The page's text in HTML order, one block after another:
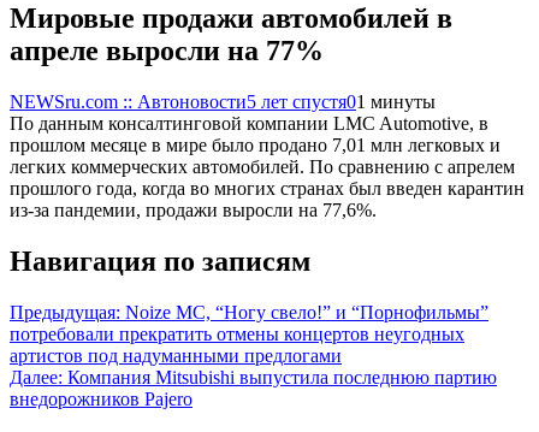
Мировые продажи автомобилей в
апреле выросли на 77%
NEWSru.com :: Автоновости5 лет спустя01 минуты
По данным консалтинговой компании LMC Automotive, в
прошлом месяце в мире было продано 7,01 млн легковых и
легких коммерческих автомобилей. По сравнению с апрелем
прошлого года, когда во многих странах был введен карантин
из-за пандемии, продажи выросли на 77,6%.
Навигация по записям
Предыдущая: Noize MC, “Ногу свело!” и “Порнофильмы”
потребовали прекратить отмены концертов неугодных
артистов под надуманными предлогами
Далее: Компания Mitsubishi выпустила последнюю партию
внедорожников Pajero